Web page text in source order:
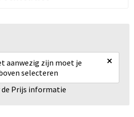
aanwezig zijn moet je
selecteren
×
de Prijs informatie